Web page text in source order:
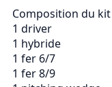
Composition du kit
1 driver
1 hybride
1 fer 6/7
1 fer 8/9